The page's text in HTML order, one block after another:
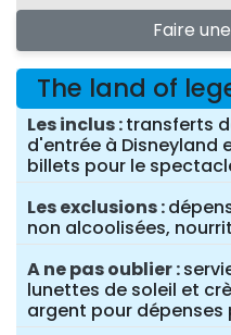
Faire
The land of
Les inclus transferts
d'entrée à Disneyland
billets pour le
Les exclusions
non alcoolisées,
A ne pas oublier
lunettes de soleil et
argent pour dépenses